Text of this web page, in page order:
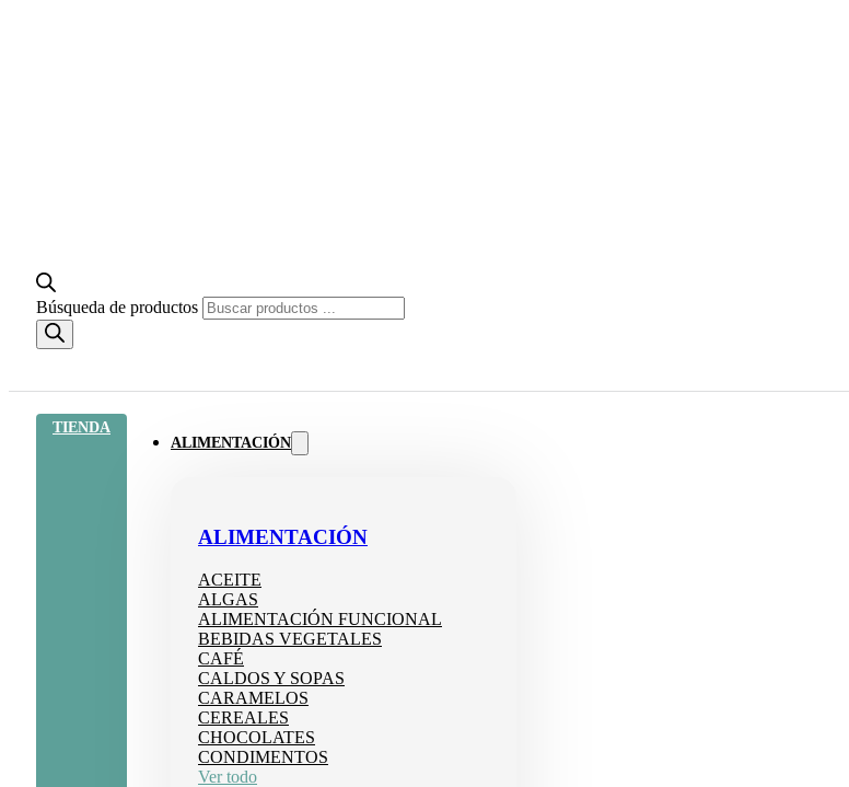
Búsqueda de productos
TIENDA
ALIMENTACIÓN
ALIMENTACIÓN
ACEITE
ALGAS
ALIMENTACIÓN FUNCIONAL
BEBIDAS VEGETALES
CAFÉ
CALDOS Y SOPAS
CARAMELOS
CEREALES
CHOCOLATES
CONDIMENTOS
Ver todo